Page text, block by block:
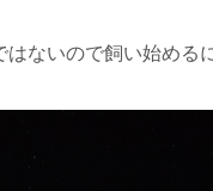
ないので飼い始める